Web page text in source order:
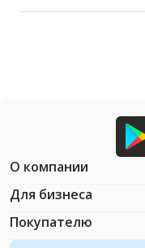
О компании
Для бизнеса
Покупателю